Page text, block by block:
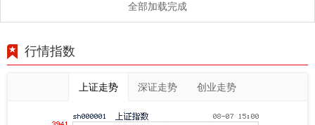
全部加载完成
行情指数
上证走势 深证走势 创业走势